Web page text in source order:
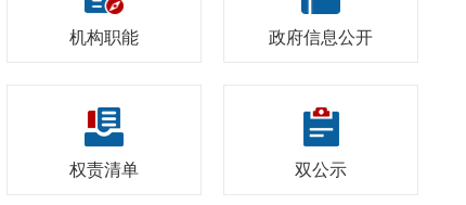
机构职能 政府信息公开
权责清单 双公示